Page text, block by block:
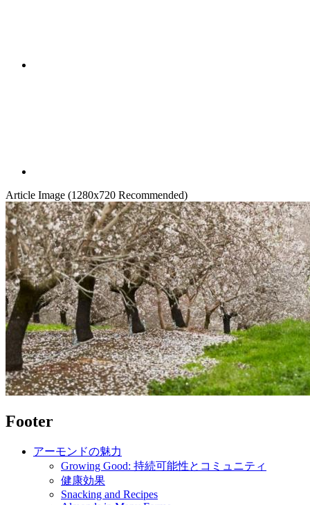
Article Image (1280x720 Recommended)
Footer
アーモンドの魅力
Growing Good: 持続可能性とコミュニティ
健康効果
Snacking and Recipes